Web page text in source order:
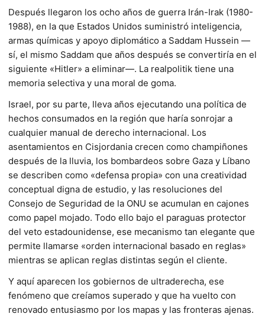
Después llegaron los ocho años de guerra Irán-Irak (1980-
1988), en la que Estados Unidos suministró inteligencia,
armas químicas y apoyo diplomático a Saddam Hussein —
sí, el mismo Saddam que años después se convertiría en el
siguiente «Hitler» a eliminar—. La realpolitik tiene una
memoria selectiva y una moral de goma.
Israel, por su parte, lleva años ejecutando una política de
hechos consumados en la región que haría sonrojar a
cualquier manual de derecho internacional. Los
asentamientos en Cisjordania crecen como champiñones
después de la lluvia, los bombardeos sobre Gaza y Líbano
se describen como «defensa propia» con una creatividad
conceptual digna de estudio, y las resoluciones del
Consejo de Seguridad de la ONU se acumulan en cajones
como papel mojado. Todo ello bajo el paraguas protector
del veto estadounidense, ese mecanismo tan elegante que
permite llamarse «orden internacional basado en reglas»
mientras se aplican reglas distintas según el cliente.
Y aquí aparecen los gobiernos de ultraderecha, ese
fenómeno que creíamos superado y que ha vuelto con
renovado entusiasmo por los mapas y las fronteras ajenas.